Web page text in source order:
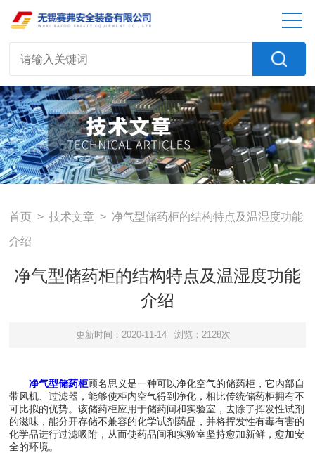
首页 >技术文章 > 净气型储药柜的结构特点及温湿度功能
介绍
净气型储药柜的结构特点及温湿度功能
介绍
更新时间：2020-11-14 浏览：2128次
净气型储药柜顾名思义是一种可以净化空气的储药柜，它内部自
带风机、过滤器，能够使柜内空气得到净化，相比传统储药柜拥有不
可比拟的优势。该储药柜应用于储药间和实验室，去除了挥发性试剂
的滋味，能分开存储不兼容的化学试剂药品，并将挥发性有毒有害的
化学品进行过滤吸附，从而使药品间和实验室坚持愈加新鲜，愈加安
全的环境。